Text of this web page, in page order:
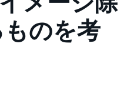
のを考